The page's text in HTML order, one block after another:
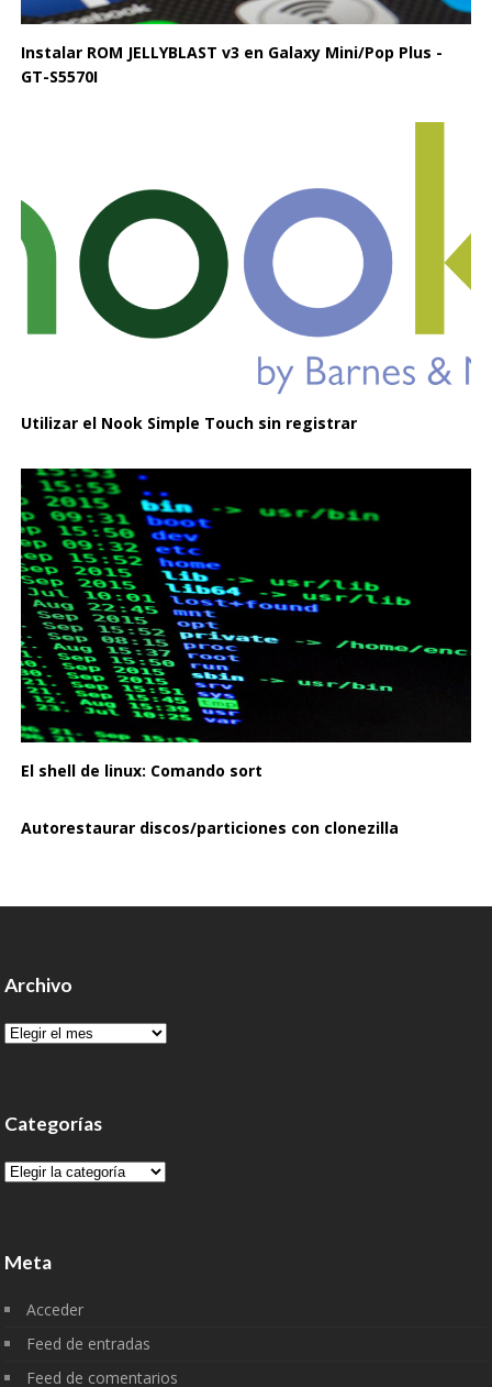
Instalar ROM JELLYBLAST v3 en Galaxy Mini/Pop Plus -
GT-S5570I
Utilizar el Nook Simple Touch sin registrar
El shell de linux: Comando sort
Autorestaurar discos/particiones con clonezilla
Archivo
Archivo
Categorías
Categorías
Meta
Acceder
Feed de entradas
Feed de comentarios